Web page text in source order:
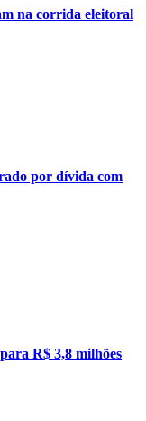
na corrida eleitoral
por dívida com
R$ 3,8 milhões